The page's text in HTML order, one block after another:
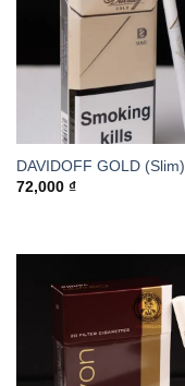
DAVIDOFF GOLD (Slim)
72,000 ₫